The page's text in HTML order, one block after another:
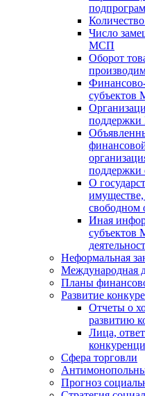
Число
МСП
Оборот
О
свободном
Иная
субъектов
Неформальная
Международная
Планы
Развитие
Отчеты о
развитию
Лица,
Сфера торговли
Прогноз